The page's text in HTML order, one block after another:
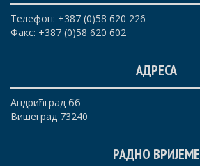
Телефон: +387 (0)58 620 226
Факс: +387 (0)58 620 602
АДРЕСА
Андрићград бб
Вишеград 73240
РАДНО ВРИЈЕМЕ